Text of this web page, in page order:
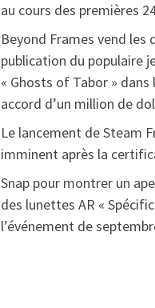
au cours des premières
Beyond Frames vend les
publication du populaire
« Ghosts of Tabor » dans
accord d’un million de
Le lancement de Steam
imminent après la
Snap pour montrer un
des lunettes AR «
l’événement de